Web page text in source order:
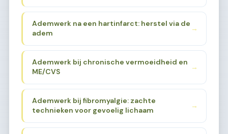
Ademwerk na een hartinfarct: herstel via de
adem
→
Ademwerk bij chronische vermoeidheid en
ME/CVS
→
Ademwerk bij fibromyalgie: zachte
technieken voor gevoelig lichaam
→